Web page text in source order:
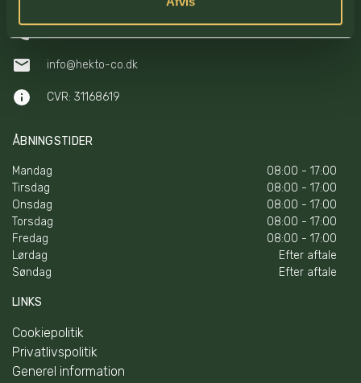
info@hekto-co.dk
CVR: 31168619
ÅBNINGSTIDER
Mandag
08:00 - 17:00
Tirsdag
08:00 - 17:00
Onsdag
08:00 - 17:00
Torsdag
08:00 - 17:00
Fredag
08:00 - 17:00
Lørdag
Efter aftale
Søndag
Efter aftale
LINKS
Cookiepolitik
Privatlivspolitik
Generel information